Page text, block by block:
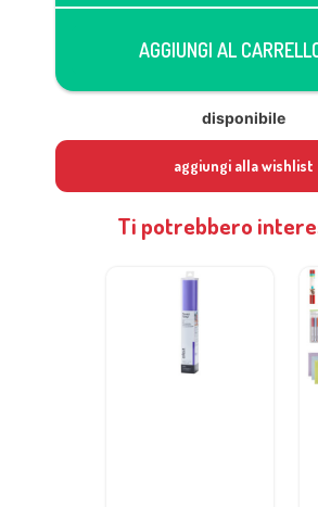
AGGIUNGI AL
disponibile
aggiungi alla wishlist
Ti potrebbero